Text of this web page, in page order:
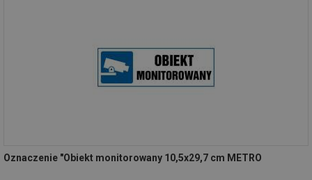
Oznaczenie "Obiekt monitorowany 10,5x29,7 cm METRO